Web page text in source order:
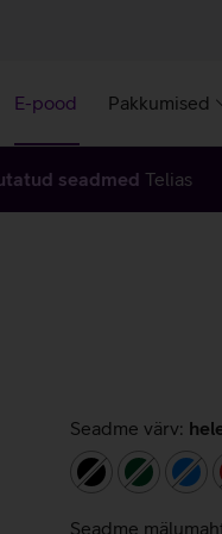
E-pood Pakkumised
seadmed Telias
Seadme värv:
must
Seadme